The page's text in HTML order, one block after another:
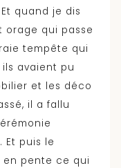
quand je dis
orage qui passe
tempête qui
avaient pu
et les déco
il a fallu
Et puis le
pente ce qui